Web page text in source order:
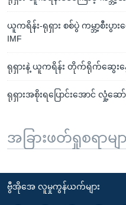
ယူကရိန်း-ရုရှား စစ်ပွဲ ကမ္ဘာ့စီး
IMF
ရုရှားနဲ့ ယူကရိန်း တိုက်ရိုက်ဆွေး
ရုရှားအစိုးရပြောင်းအောင် လှုံ့
အခြားဖတ်ရှုစရာမျာ
ဗွီအိုအေ လူမှုကွန်ယက်များ